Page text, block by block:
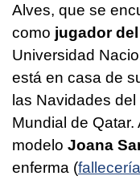
Alves, que se
como jugador del
Universidad
está en casa de
las Navidades
Mundial de
modelo Joana
enferma (